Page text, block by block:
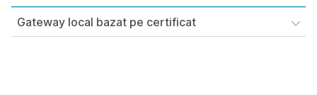
Gateway local bazat pe certificat